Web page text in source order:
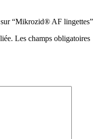
sur “Mikrozid® AF lingettes”
Les champs obligatoires